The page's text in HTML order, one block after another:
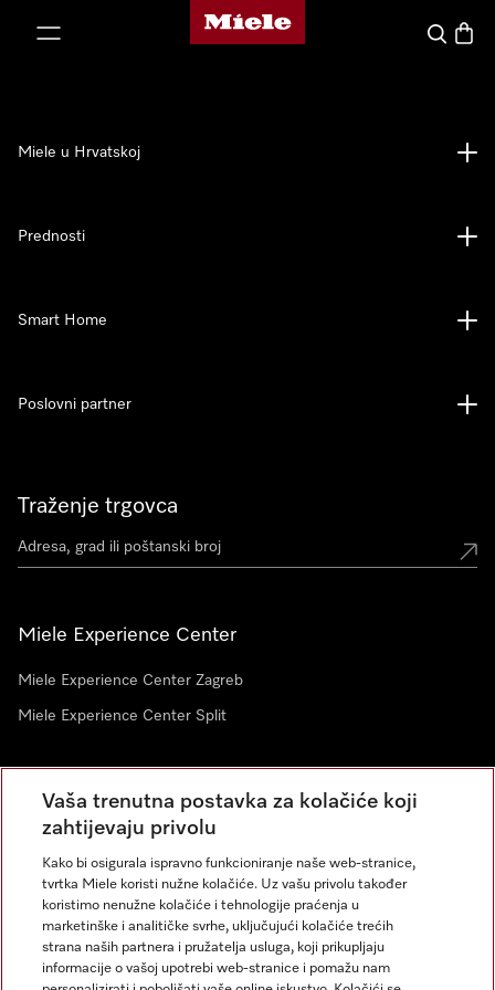
Miele početna stranica
Pretraga
Traženje trgovca
Miele Experience Center
Miele Experience Center Zagreb
Miele Experience Center Split
Newsletter
Miele u Hrvatskoj
Prednosti
Smart Home
Poslovni partner
Vaša trenutna postavka za kolačiće koji
zahtijevaju privolu
Kako bi osigurala ispravno funkcioniranje naše web-stranice,
tvrtka Miele koristi nužne kolačiće. Uz vašu privolu također
koristimo nenužne kolačiće i tehnologije praćenja u
marketinške i analitičke svrhe, uključujući kolačiće trećih
strana naših partnera i pružatelja usluga, koji prikupljaju
informacije o vašoj upotrebi web-stranice i pomažu nam